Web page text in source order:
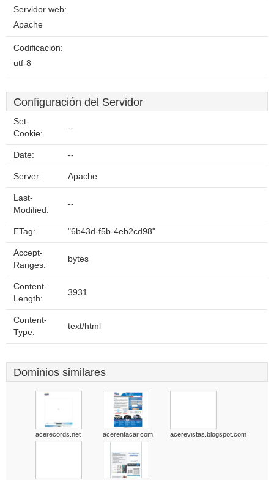
Servidor web:
Apache
Codificación:
utf-8
Configuración del Servidor
Set-
Cookie:
--
Date: --
Server: Apache
Last-
Modified:
--
ETag: "6b43d-f5b-4eb2cd98"
Accept-
Ranges:
bytes
Content-
Length:
3931
Content-
Type:
text/html
Dominios similares
acerecords.net acerentacar.com acerevistas.blogspot.com